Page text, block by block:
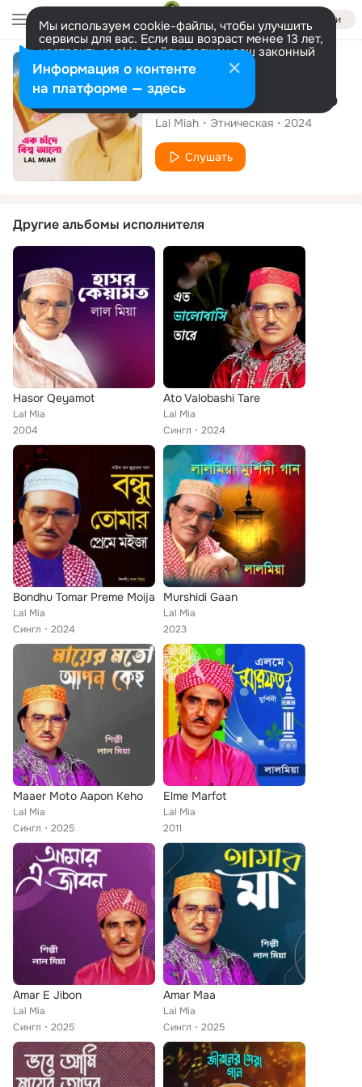
Войти
Мы используем cookie-файлы, чтобы улучшить
сервисы для вас. Если ваш возраст менее 13 лет,
настроить cookie-файлы должен ваш законный
представитель. Больше информации
Разрешить все Настроить
Сингл
Ek Cade Bissho Allo
Lal Miah Этническая 2024
Слушать
Другие альбомы исполнителя
Hasor Qeyamot
Lal Mia
2004
Ato Valobashi Tare
Lal Mia
Сингл
2024
Bondhu Tomar Preme Moija
Lal Mia
Сингл
2024
Murshidi Gaan
Lal Mia
2023
Maaer Moto Aapon Keho
Lal Mia
Сингл
2025
Elme Marfot
Lal Mia
2011
Amar E Jibon
Lal Mia
Сингл
2025
Amar Maa
Lal Mia
Сингл
2025
Информация о контенте
на платформе — здесь